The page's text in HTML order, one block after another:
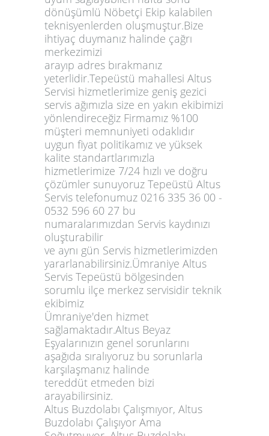
dönüşümlü Nöbetçi Ekip kalabilen
teknisyenlerden oluşmuştur.Bize
ihtiyaç duymanız halinde çağrı
merkezimizi
arayıp adres bırakmanız
yeterlidir.Tepeüstü mahallesi Altus
Servisi hizmetlerimize geniş gezici
servis ağımızla size en yakın ekibimizi
yönlendireceğiz Firmamız %100
müşteri memnuniyeti odaklıdır
uygun fiyat politikamız ve yüksek
kalite standartlarımızla
hizmetlerimize 7/24 hızlı ve doğru
çözümler sunuyoruz Tepeüstü Altus
Servis telefonumuz 0216 335 36 00 -
0532 596 60 27 bu
numaralarımızdan Servis kaydınızı
oluşturabilir
ve aynı gün Servis hizmetlerimizden
yararlanabilirsiniz.Ümraniye Altus
Servis Tepeüstü bölgesinden
sorumlu ilçe merkez servisidir teknik
ekibimiz
Ümraniye'den hizmet
sağlamaktadır.Altus Beyaz
Eşyalarınızın genel sorunlarını
aşağıda sıralıyoruz bu sorunlarla
karşılaşmanız halinde
tereddüt etmeden bizi
arayabilirsiniz.
Altus Buzdolabı Çalışmıyor, Altus
Buzdolabı Çalışıyor Ama